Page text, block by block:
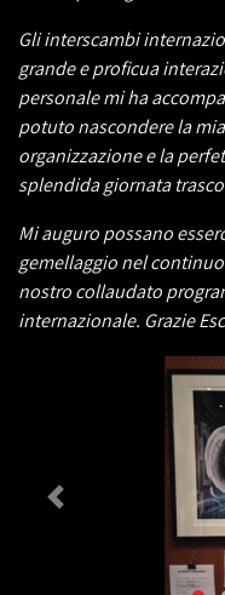
Gli interscambi
grande e proficua
personale mi ha
potuto nascondere la
organizzazione e la
splendida giornata
Mi auguro possano
gemellaggio nel
nostro collaudato
internazionale. Grazie